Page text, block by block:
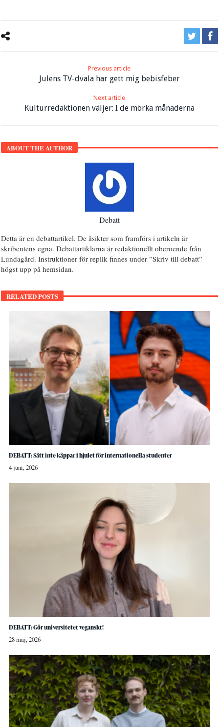
Previous article
Julens TV-dvala har gett mig bebisfeber
Next article
Kulturredaktionen väljer: I de mörka månaderna
ABOUT THE AUTHOR
Debatt
Detta är en debattartikel. De åsikter som framförs i artikeln är
skribentens egna. Debattartiklarna är redaktionellt oberoende från
Lundagård. Instruktioner för replik finnes under ”Skriv till debatt”
högst upp på hemsidan.
RELATED POSTS
DEBATT: Sätt inte käppar i hjulet för internationella studenter
4 juni, 2026
DEBATT: Gör universitetet veganskt!
28 maj, 2026